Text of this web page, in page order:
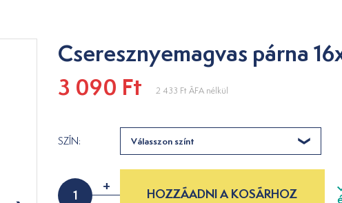
Cseresznyemagvas párna
3 090 Ft
2 433 FtÁFA nélkül
SZÍN: Válasszon színt
+
HOZZÁADNI A KOSÁRHOZ